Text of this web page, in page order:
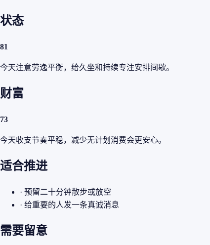
状态
81
今天注意劳逸平衡，给久坐和持续专注安排间歇。
财富
73
今天收支节奏平稳，减少无计划消费会更安心。
适合推进
· 预留二十分钟散步或放空
· 给重要的人发一条真诚消息
需要留意